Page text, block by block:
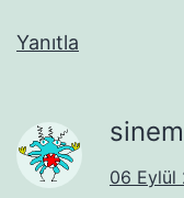
Yanıtla
sinem
06 Eylül